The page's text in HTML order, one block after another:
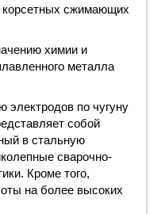
корсетных сжимающих
химии и
металла
электродов по чугуну
собой
в стальную
сварочно-
Кроме того,
на более высоких